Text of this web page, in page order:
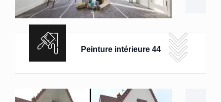
Peinture intérieure 44